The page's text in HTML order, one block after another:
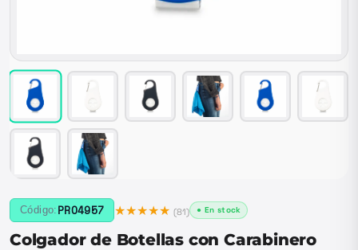
Código: PRO4957 ★★★★★ (81) ● En stock
Colgador de Botellas con Carabinero